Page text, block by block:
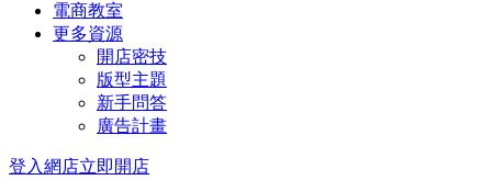
電商教室
更多資源
開店密技
版型主題
新手問答
廣告計畫
登入網店立即開店